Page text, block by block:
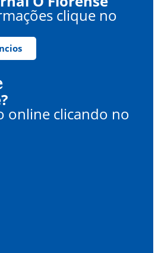
clique no
online clicando no